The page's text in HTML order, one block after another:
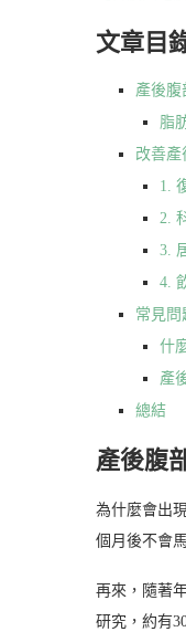
文章目
產後腹
脂
改善產
1.
2.
3.
4.
常見問
什
產
總結
產後腹
為什麼會出
個月後不會
再來，隨著
研究，約有